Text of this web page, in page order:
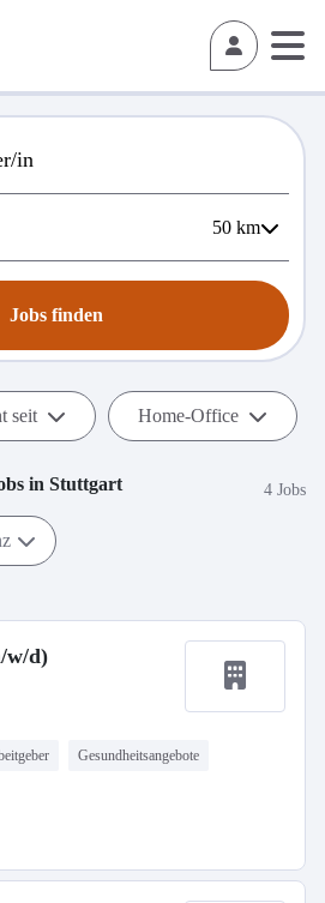
50 km
Jobs finden
seit Home-Office
in Stuttgart 4 Jobs
w/d)
Gesundheitsangebote